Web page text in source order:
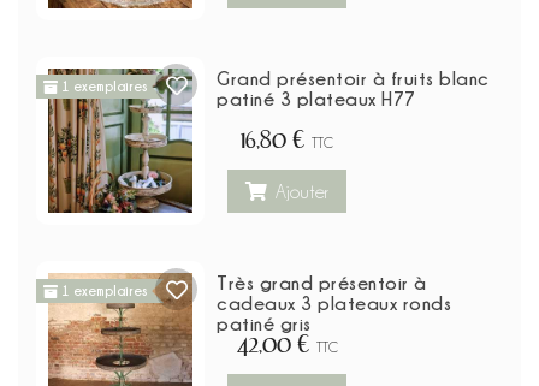
1 exemplaires
Grand présentoir à fruits blanc
patiné 3 plateaux H77
16,80 € TTC
Ajouter
1 exemplaires
Très grand présentoir à
cadeaux 3 plateaux ronds
patiné gris
42,00 € TTC